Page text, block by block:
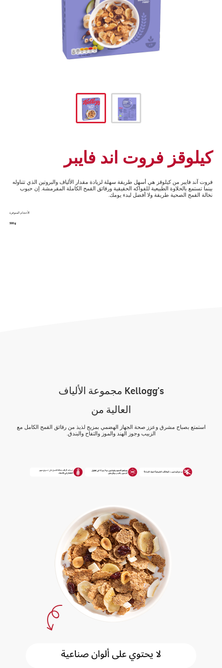
كيلوقز فروت اند فايبر
فروت آند فايبر من كيلوقز هي أسهل طريقة سهلة لزيادة مقدار الألياف والبروتين الذي تتناوله
بينما تستمع بالحلاوة الطبيعية للفواكه الحقيقية ورقائق القمح الكاملة المقرمشة. إن حبوب
نخالة القمح الصحية طريقة ولا أفضل لبدء يومك.
الأحجام المتوفرة
500 g
Kellogg's مجموعة الألياف
العالية من
استمتع بصباح مشرق وعزز صحة الجهاز الهضمي بمزيج لذيذ من رقائق القمح الكامل مع
الزبيب وجوز الهند والموز والتفاح والبندق.